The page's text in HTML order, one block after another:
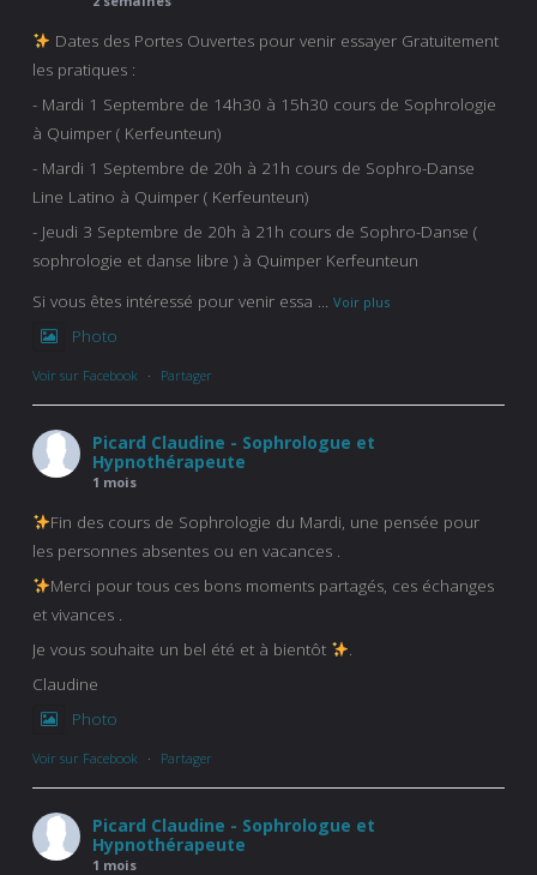
Dates des Portes Ouvertes pour venir essayer Gratuitement
les pratiques :
- Mardi 1 Septembre de 14h30 à 15h30 cours de Sophrologie
à Quimper ( Kerfeunteun)
- Mardi 1 Septembre de 20h à 21h cours de Sophro-Danse
Line Latino à Quimper ( Kerfeunteun)
- Jeudi 3 Septembre de 20h à 21h cours de Sophro-Danse (
sophrologie et danse libre ) à Quimper Kerfeunteun
Si vous êtes intéressé pour venir essa ... Voir plus
Photo
Voir sur Facebook · Partager
Picard Claudine - Sophrologue et
Hypnothérapeute
1 mois
Fin des cours de Sophrologie du Mardi, une pensée pour
les personnes absentes ou en vacances .
Merci pour tous ces bons moments partagés, ces échanges
et vivances .
Je vous souhaite un bel été et à bientôt
.
Claudine
Photo
Voir sur Facebook · Partager
Picard Claudine - Sophrologue et
Hypnothérapeute
1 mois